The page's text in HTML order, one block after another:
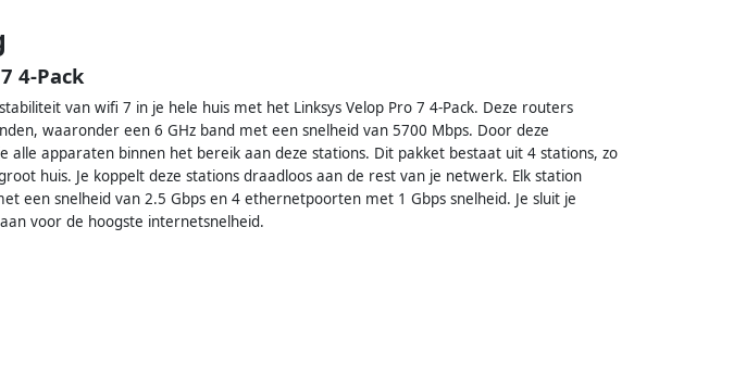
4-Pack
van wifi 7 in je hele huis met het Linksys Velop Pro 7 4-Pack. Deze routers
waaronder een 6 GHz band met een snelheid van 5700 Mbps. Door deze
alle apparaten binnen het bereik aan deze stations. Dit pakket bestaat uit 4 stations, zo
huis. Je koppelt deze stations draadloos aan de rest van je netwerk. Elk station
een snelheid van 2.5 Gbps en 4 ethernetpoorten met 1 Gbps snelheid. Je sluit je
voor de hoogste internetsnelheid.